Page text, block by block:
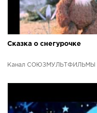
Сказка о снегурочке
Канал СОЮЗМУЛЬТФИЛЬМЫ